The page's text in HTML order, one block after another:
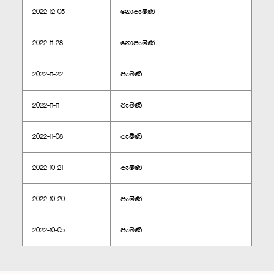
2022-12-05 නොපැමිණි
2022-11-28 නොපැමිණි
2022-11-22 පැමිණි
2022-11-11 පැමිණි
2022-11-08 පැමිණි
2022-10-21 පැමිණි
2022-10-20 පැමිණි
2022-10-05 පැමිණි